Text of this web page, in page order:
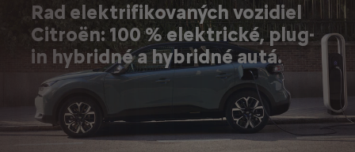
Rad elektrifikovaných vozidiel
Citroën: 100 % elektrické, plug-
in hybridné a hybridné autá.